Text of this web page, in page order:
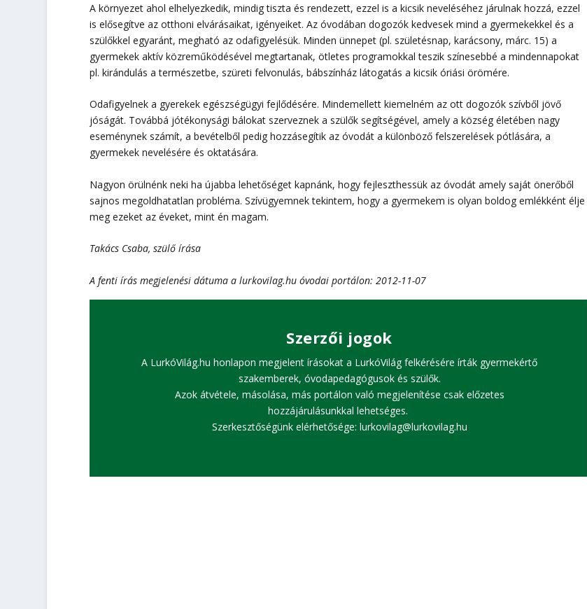
A környezet ahol elhelyezkedik, mindig tiszta és rendezett, ezzel is a kicsik neveléséhez járulnak hozzá, ezzel
is elősegítve az otthoni elvárásaikat, igényeiket. Az óvodában dogozók kedvesek mind a gyermekekkel és a
szülőkkel egyaránt, megható az odafigyelésük. Minden ünnepet (pl. születésnap, karácsony, márc. 15) a
gyermekek aktív közreműködésével megtartanak, ötletes programokkal teszik színesebbé a mindennapokat
pl. kirándulás a természetbe, szüreti felvonulás, bábszínház látogatás a kicsik óriási örömére.
Odafigyelnek a gyerekek egészségügyi fejlődésére. Mindemellett kiemelném az ott dogozók szívből jövő
jóságát. Továbbá jótékonysági bálokat szerveznek a szülők segítségével, amely a község életében nagy
eseménynek számít, a bevételből pedig hozzásegítik az óvodát a különböző felszerelések pótlására, a
gyermekek nevelésére és oktatására.
Nagyon örülnénk neki ha újabba lehetőséget kapnánk, hogy fejleszthessük az óvodát amely saját önerőből
sajnos megoldhatatlan probléma. Szívügyemnek tekintem, hogy a gyermekem is olyan boldog emlékként élje
meg ezeket az éveket, mint én magam.
Takács Csaba, szülő írása
A fenti írás megjelenési dátuma a lurkovilag.hu óvodai portálon: 2012-11-07
Szerzői jogok
A LurkóVilág.hu honlapon megjelent írásokat a LurkóVilág felkérésére írták gyermekértő
szakemberek, óvodapedagógusok és szülők.
Azok átvétele, másolása, más portálon való megjelenítése csak előzetes
hozzájárulásunkkal lehetséges.
Szerkesztőségünk elérhetősége: lurkovilag@lurkovilag.hu